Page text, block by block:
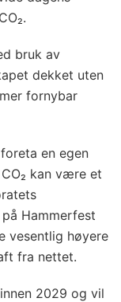
bruk av
dekket uten
fornybar
en egen
kan være et
Hammerfest
vesentlig høyere
fra nettet.
2029 og vil